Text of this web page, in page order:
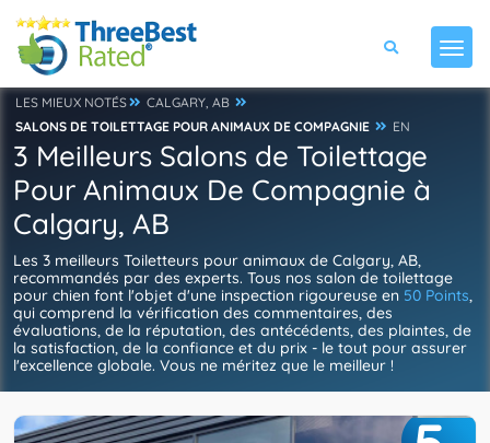
LES MIEUX NOTÉS
CALGARY, AB
SALONS DE TOILETTAGE POUR ANIMAUX DE COMPAGNIE
EN
3 Meilleurs Salons de Toilettage
Pour Animaux De Compagnie à
Calgary, AB
Les 3 meilleurs Toiletteurs pour animaux de Calgary, AB,
recommandés par des experts. Tous nos salon de toilettage
pour chien font l'objet d'une inspection rigoureuse en 50 Points,
qui comprend la vérification des commentaires, des
évaluations, de la réputation, des antécédents, des plaintes, de
la satisfaction, de la confiance et du prix - le tout pour assurer
l'excellence globale. Vous ne méritez que le meilleur !